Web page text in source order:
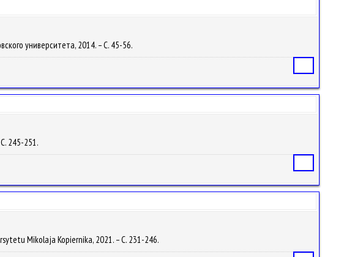
университета, 2014. – С. 45-56.
245-251.
Mikolaja Kopiernika, 2021. – С. 231-246.